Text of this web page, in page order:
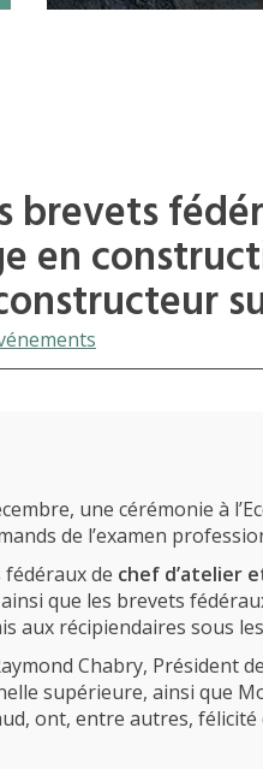
brevets
en
une cérémonie à
de l’examen
de chef d’atelier
ainsi que les brevets
aux récipiendaires sous
Chabry, Président
supérieure, ainsi que
ont, entre autres,